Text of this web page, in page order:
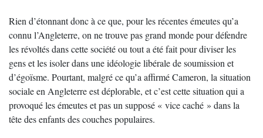
Rien d’étonnant donc à ce que, pour les récentes émeutes qu’a
connu l’Angleterre, on ne trouve pas grand monde pour défendre
les révoltés dans cette société ou tout a été fait pour diviser les
gens et les isoler dans une idéologie libérale de soumission et
d’égoïsme. Pourtant, malgré ce qu’a affirmé Cameron, la situation
sociale en Angleterre est déplorable, et c’est cette situation qui a
provoqué les émeutes et pas un supposé « vice caché » dans la
tête des enfants des couches populaires.